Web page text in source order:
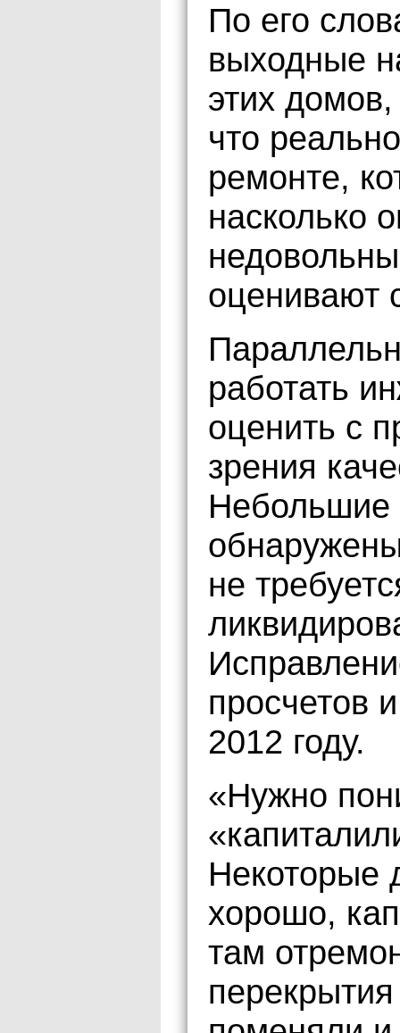
По его
выходные
этих
что
ремонте,
насколько
оценивают
работать
оценить с
зрения
Небольшие
не
просчетов
2012 году.
«Нужно
Некоторые
хорошо,
там